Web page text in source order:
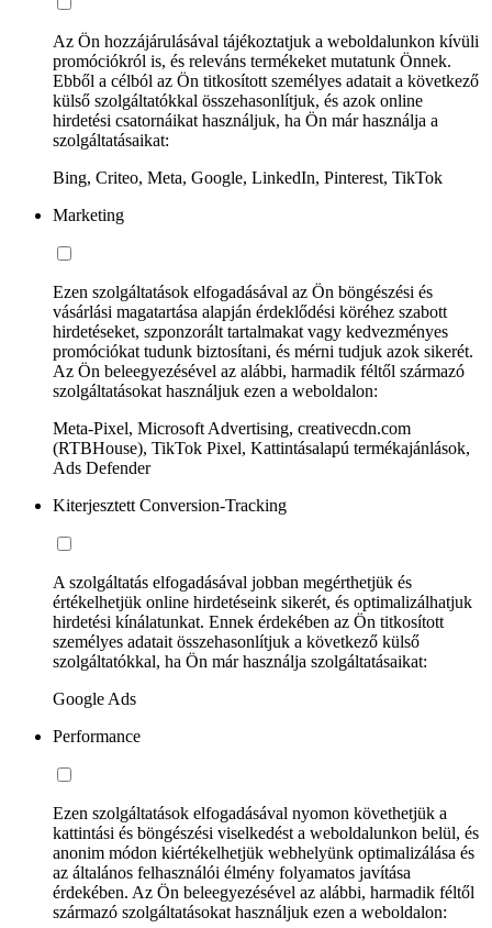
Az Ön hozzájárulásával tájékoztatjuk a weboldalunkon kívüli
promóciókról is, és releváns termékeket mutatunk Önnek.
Ebből a célból az Ön titkosított személyes adatait a következő
külső szolgáltatókkal összehasonlítjuk, és azok online
hirdetési csatornáikat használjuk, ha Ön már használja a
szolgáltatásaikat:
Bing, Criteo, Meta, Google, LinkedIn, Pinterest, TikTok
Marketing
Ezen szolgáltatások elfogadásával az Ön böngészési és
vásárlási magatartása alapján érdeklődési köréhez szabott
hirdetéseket, szponzorált tartalmakat vagy kedvezményes
promóciókat tudunk biztosítani, és mérni tudjuk azok sikerét.
Az Ön beleegyezésével az alábbi, harmadik féltől származó
szolgáltatásokat használjuk ezen a weboldalon:
Meta-Pixel, Microsoft Advertising, creativecdn.com
(RTBHouse), TikTok Pixel, Kattintásalapú termékajánlások,
Ads Defender
Kiterjesztett Conversion-Tracking
A szolgáltatás elfogadásával jobban megérthetjük és
értékelhetjük online hirdetéseink sikerét, és optimalizálhatjuk
hirdetési kínálatunkat. Ennek érdekében az Ön titkosított
személyes adatait összehasonlítjuk a következő külső
szolgáltatókkal, ha Ön már használja szolgáltatásaikat:
Google Ads
Performance
Ezen szolgáltatások elfogadásával nyomon követhetjük a
kattintási és böngészési viselkedést a weboldalunkon belül, és
anonim módon kiértékelhetjük webhelyünk optimalizálása és
az általános felhasználói élmény folyamatos javítása
érdekében. Az Ön beleegyezésével az alábbi, harmadik féltől
származó szolgáltatásokat használjuk ezen a weboldalon: